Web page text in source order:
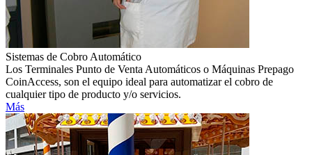
Sistemas de Cobro Automático
Los Terminales Punto de Venta Automáticos o Máquinas Prepago
CoinAccess, son el equipo ideal para automatizar el cobro de
cualquier tipo de producto y/o servicios.
Más